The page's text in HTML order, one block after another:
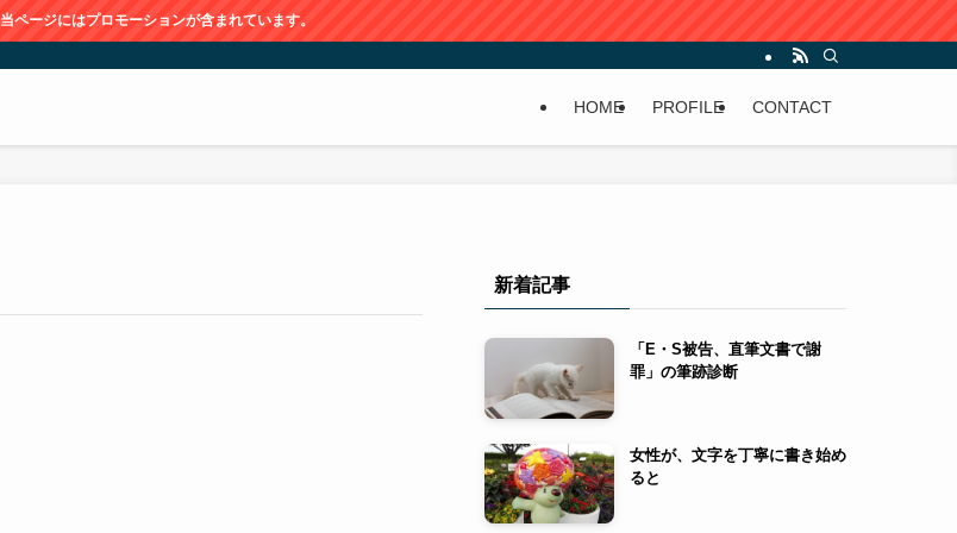
当ページにはプロモーションが含まれています。
HOME PROFILE CONTACT
新着記事
「E・S被告、直筆文書で謝
罪」の筆跡診断
女性が、文字を丁寧に書き始め
ると